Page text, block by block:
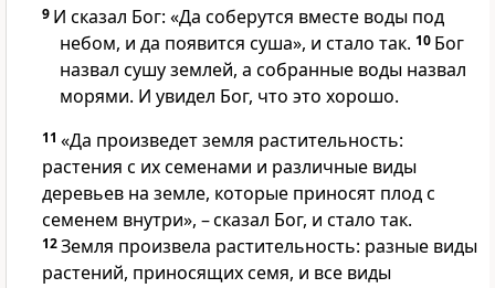
9 И сказал Бог: «Да соберутся вместе воды под
небом, и да появится суша», и стало так. 10 Бог
назвал сушу землей, а собранные воды назвал
морями. И увидел Бог, что это хорошо.
11 «Да произведет земля растительность:
растения с их семенами и различные виды
деревьев на земле, которые приносят плод с
семенем внутри», – сказал Бог, и стало так.
12Земля произвела растительность: разные виды
растений, приносящих семя, и все виды